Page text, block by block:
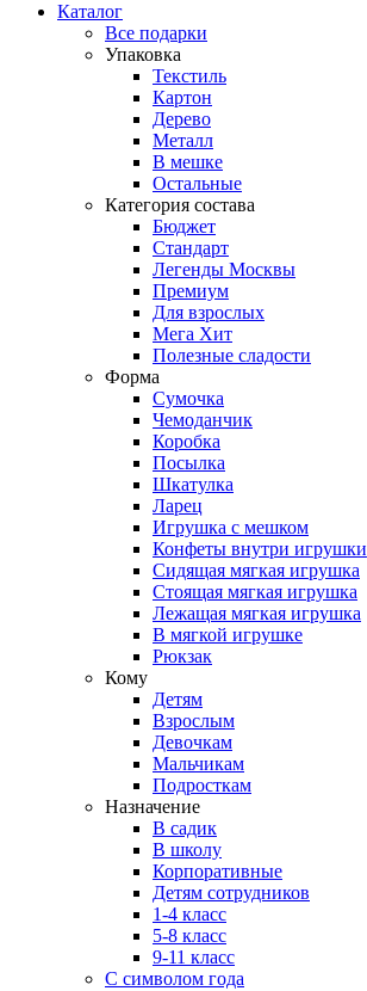
Каталог
Все подарки
Упаковка
Текстиль
Картон
Дерево
Металл
В мешке
Остальные
Категория состава
Бюджет
Стандарт
Легенды Москвы
Премиум
Для взрослых
Мега Хит
Полезные сладости
Форма
Сумочка
Чемоданчик
Коробка
Посылка
Шкатулка
Ларец
Игрушка с мешком
Конфеты внутри игрушки
Сидящая мягкая игрушка
Стоящая мягкая игрушка
Лежащая мягкая игрушка
В мягкой игрушке
Рюкзак
Кому
Детям
Взрослым
Девочкам
Мальчикам
Подросткам
Назначение
В садик
В школу
Корпоративные
Детям сотрудников
1-4 класс
5-8 класс
9-11 класс
С символом года